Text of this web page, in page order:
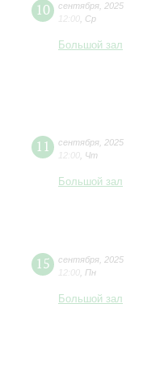
10 сентября 2025
12:00 Ср
Большой зал
11 сентября 2025
12:00 Чт
Большой зал
15 сентября 2025
12:00 Пн
Большой зал